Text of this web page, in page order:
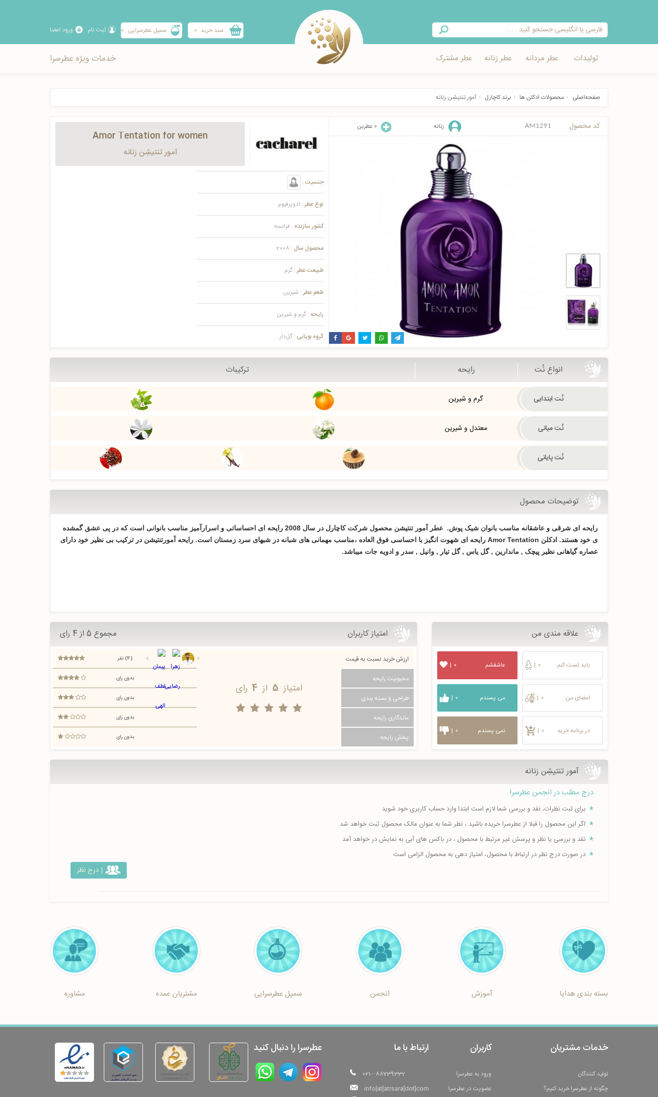
ورود اعضا ثبت نام سمپل عطرسرایی 0 سبد خرید 0
تولیدات عطر مردانه عطر زنانه عطر مشترک خدمات ویژه عطرسرا
صفحه‌اصلی محصولات ادکلن ها برند کاچارل آمور تنتیشِن زنانه
کد محصول AM1291 زنانه 0 عطربن
Amor Tentation for women
آمور تنتیشِن زنانه
جنسیت :
نوع عطر : ادوپرفیوم
کشور سازنده : فرانسه
محصول سال : 2008
طبیعت عطر : گرم
طعم عطر : شیرین
رایحه : گرم و شیرین
گروه بویایی : گل‌دار
انواع نُت رایحه ترکیبات
نُت ابتدایی گرم و شیرین
نُت میانی معتدل و شیرین
نُت پایانی
توضیحات محصول
رایحه ای شرقی و عاشقانه مناسب بانوان شیک پوش. عطر آمور تنتیشن محصول شرکت کاچارل در سال 2008 رایحه ای احساساتی و اسرارآمیز مناسب بانوانی است که در پی عشق گمشده
ی خود هستند. ادکلن Amor Tentation رایحه ای شهوت انگیز با احساسی فوق العاده ،مناسب مهمانی های شبانه در شبهای سرد زمستان است. رایحه آمورتنتیشن در ترکیب بی نظیر خود دارای
عصاره گیاهانی نظیر پیچک , ماندارین , گل یاس , گل تیار , وانیل , سدر و ادویه جات میباشد.
علاقه مندی من
باید تست کنم | ۰
امضای من | ۰
در برنامه خرید | ۰
عاشقشم | ۰
می پسندم | ۰
نمی پسندم | ۰
امتیاز کاربران مجموع 5 از 4 رای
ارزش خرید نسبت به قیمت
محبوبیت رایحه
طراحی و بسته بندی
ماندگاری رایحه
پخش رایحه
امتیاز 5 از 4 رای
(4) نفر
بدون رای
بدون رای
بدون رای
بدون رای
آمور تنتیشِن زنانه
درج مطلب در انجمن عطرسرا
برای ثبت نظرات، نقد و بررسی شما لازم است ابتدا وارد حساب کاربری خود شوید
اگر این محصول را قبلا از عطرسرا خریده باشید ، نظر شما به عنوان مالک محصول ثبت خواهد شد
نقد و بررسی یا نظر و پرسش غیر مرتبط با محصول ، در باکس های آبی به نمایش در خواهد آمد
در صورت درج نظر در ارتباط با محصول، امتیاز دهی به محصول الزامی است
| درج نظر
بسته بندی هدایا آموزش انجمن سمپل عطرسرایی مشتریان عمده مشاوره
خدمات مشتریان
تولید کنندگان
چگونه از عطرسرا خرید کنیم؟
کاربران
ورود به عطرسرا
عضویت در عطرسرا
ارتباط با ما
021 - 88739332
info[at]atrsara[dot]com
عطرسرا را دنبال کنید